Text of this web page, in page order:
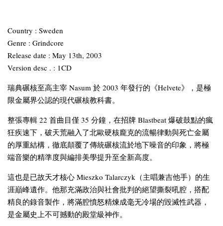
Country : Sweden
Genre : Grindcore
Release date : May 13th, 2003
Version desc . : 1CD
瑞典碾核至高主宰 Nasum 於 2003 年發行的《Helvete》，是極
限金屬界公認的現代碾核教科書。
整張專輯 22 首曲目僅 35 分鐘，在招牌 Blastbeat 爆破鼓點的瘋
狂疾速下，破天荒融入了北歐硬核龐克的流暢律動與死亡金屬
的厚重結構，徹底顛覆了傳統碾核流於地下噪音的印象，將極
端音樂的精準度與編排美學提升至全新高度。
這也是已故天才核心 Mieszko Talarczyk（主唱兼吉他手）的生
涯巔峰遺作。他那充滿政治與社會批判的絕望撕裂吼腔，搭配
精良的錄音製作，將滿腔憤怒精煉成毫无冷場的毀滅性武器，
是金屬史上不可撼動的殿堂級神作。